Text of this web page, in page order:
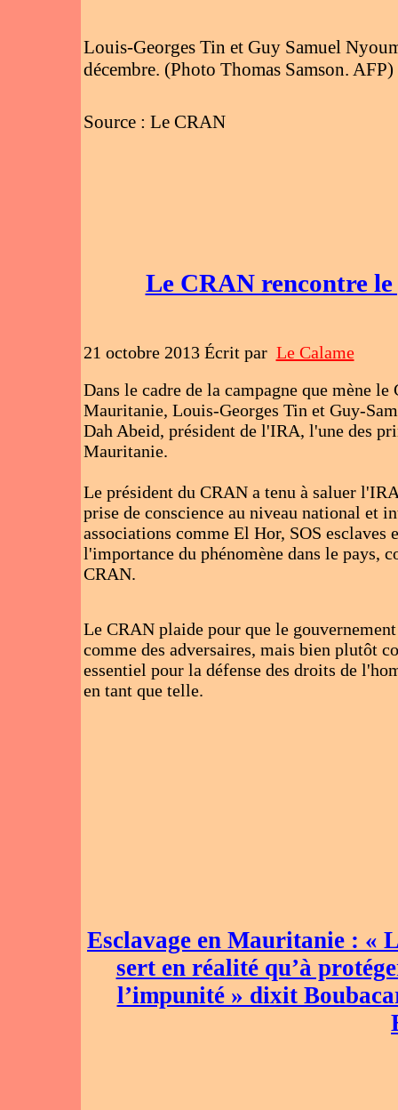
Louis-Georges Tin et Guy Samuel
décembre. (Photo Thomas Samson. AFP)
Source : Le CRAN
Le CRAN rencontre
21 octobre 2013 Écrit par Le Calame
Dans le cadre de la campagne que mène
Mauritanie, Louis-Georges Tin et Guy-
Dah Abeid, président de l'IRA, l'une des
Mauritanie.
Le président du CRAN a tenu à saluer
prise de conscience au niveau national et
associations comme El Hor, SOS
l'importance du phénomène dans le pays,
CRAN.
Le CRAN plaide pour que le
comme des adversaires, mais bien plutôt
essentiel pour la défense des droits de
en tant que telle.
Esclavage en Mauritanie : «
sert en réalité qu’à
l’impunité » dixit